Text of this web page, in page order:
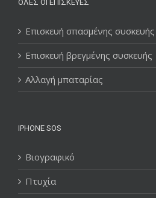
ΌΛΕΣ ΟΙ ΕΠΙΣΚΕΥΈΣ
Επισκευή σπασμένης συσκευής
Επισκευή βρεγμένης συσκευής
Αλλαγή μπαταρίας
IPHONE SOS
Βιογραφικό
Πτυχία